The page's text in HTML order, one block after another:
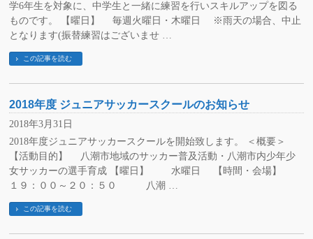
学6年生を対象に、中学生と一緒に練習を行いスキルアップを図る
ものです。 【曜日】 毎週火曜日・木曜日 ※雨天の場合、中止
となります(振替練習はございませ …
この記事を読む
2018年度 ジュニアサッカースクールのお知らせ
2018年3月31日
2018年度ジュニアサッカースクールを開始致します。 ＜概要＞
【活動目的】 八潮市地域のサッカー普及活動・八潮市内少年少
女サッカーの選手育成 【曜日】 水曜日 【時間・会場】
１９：００～２０：５０ 八潮 …
この記事を読む